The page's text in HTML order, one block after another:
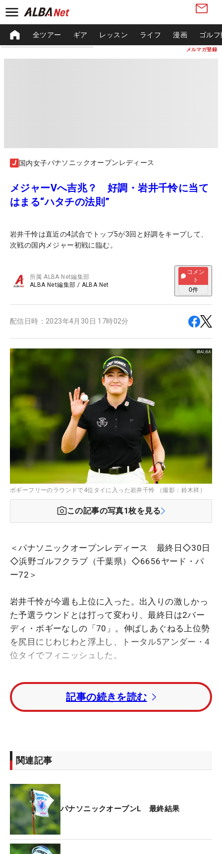
メルマガ登録
全ツアー ギア レッスン ライフ 漫画 ゴル
国内女子パナソニックオープンレディース
メジャーVへ吉兆？ 好調・岩井千怜に当て
はまる“ハタチの法則”
岩井千怜は直近の4試合でトップ5が3回と好調をキープして、
次戦の国内メジャー初戦に臨む。
所属ALBA Net編集部
ALBA Net編集部 / ALBA Net
コメン
ト
0件
配信日時： 2023年4月30日 17時02分
ボギーフリーのラウンドで4位タイに入った岩井千怜 （撮影：鈴木祥）
この記事の写真1枚を見る
＜パナソニックオープンレディース 最終日◇30日
◇浜野ゴルフクラブ（千葉県）◇6656ヤード・パ
ー72＞
岩井千怜が今週も上位に入った。出入りの激しかっ
た予選ラウンドとは打って変わり、最終日は2バー
ディ・ボギーなしの「70」。伸ばしあぐねる上位勢
を尻目にじわじわと浮上し、トータル5アンダー・4
位タイでフィニッシュした。
これで直近4戦で3度目のトップ5入り。優勝こそな
いが、状態の良さは明らかだ。「気持ちを強く持っ
て試合に臨むようにしています。誰よりも強い気持
成長も結果につながっている。
ングディスタンスは254.3ヤードで全体7位。パーオ
ンホールでの平均パット数は1.772回で8位、パーオ
ン率は70.2991％で16位とスキがない。
攻撃的なゴルフを展開し、平均バーディ数は3.8077
記事の続きを読む
関連記事
パナソニックオープンL 最終結果